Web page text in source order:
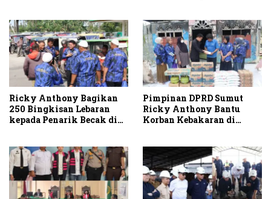
Ricky Anthony Bagikan
250 Bingkisan Lebaran
kepada Penarik Becak di
Pimpinan DPRD Sumut
Ricky Anthony Bantu
Korban Kebakaran di